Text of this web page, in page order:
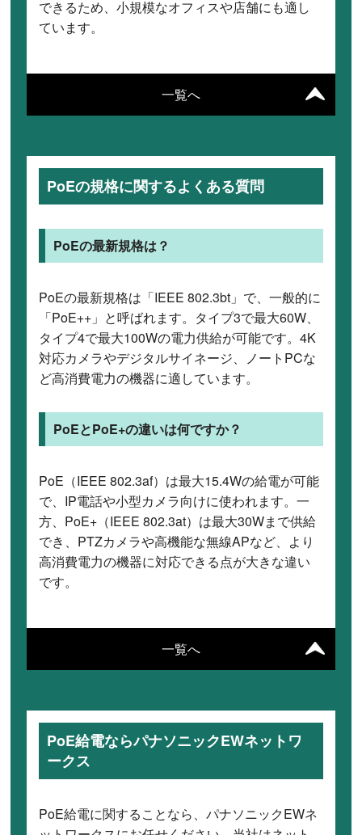
一覧へ
できるため、小規模なオフィスや店舗にも適し
ています。
一覧へ
PoEの規格に関するよくある質問
PoEの最新規格は？
PoEの最新規格は「IEEE 802.3bt」で、一般的に
「PoE++」と呼ばれます。タイプ3で最大60W、
タイプ4で最大100Wの電力供給が可能です。4K
対応カメラやデジタルサイネージ、ノートPCな
ど高消費電力の機器に適しています。
PoEとPoE+の違いは何ですか？
PoE（IEEE 802.3af）は最大15.4Wの給電が可能
で、IP電話や小型カメラ向けに使われます。一
方、PoE+（IEEE 802.3at）は最大30Wまで供給
でき、PTZカメラや高機能な無線APなど、より
高消費電力の機器に対応できる点が大きな違い
です。
PoE給電ならパナソニックEWネットワ
ークス
PoE給電に関することなら、パナソニックEWネ